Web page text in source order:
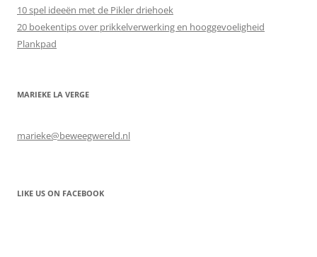
10 spel ideeën met de Pikler driehoek
20 boekentips over prikkelverwerking en hooggevoeligheid
Plankpad
MARIEKE LA VERGE
marieke@beweegwereld.nl
LIKE US ON FACEBOOK